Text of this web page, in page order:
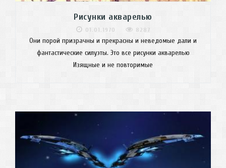
Рисунки акварелью
01.01.1970 8287
Они порой призрачны и прекрасны и неведомые дали и
фантастические силуэты. Это все рисунки акварелью
Изящные и не повторимые